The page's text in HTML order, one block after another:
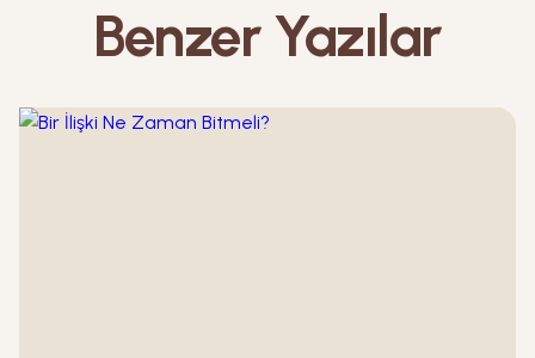
Benzer Yazılar